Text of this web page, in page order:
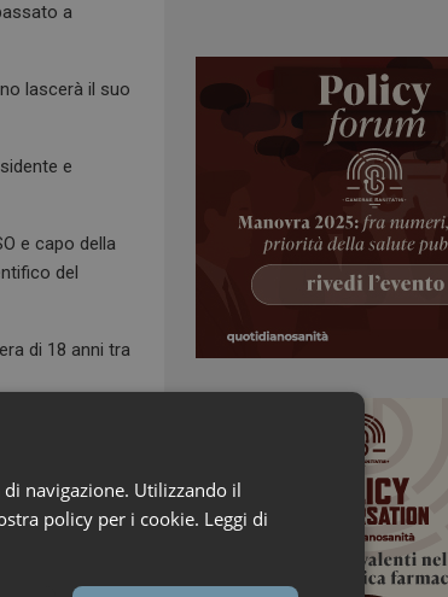
a
lascerà il suo
e
e capo della
del
di 18 anni tra
navigazione. Utilizzando il
policy per i cookie. Leggi di